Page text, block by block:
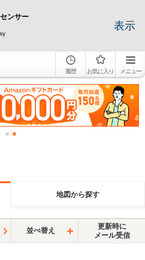
ンサー
表示
履歴 お気に入り メニュー
地図から探す
並べ替え
更新時に
メール受信